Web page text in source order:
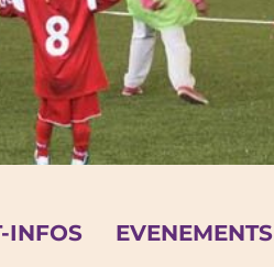
INFOS EVENEMENTS